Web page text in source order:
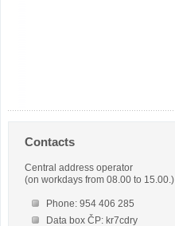
Contacts
Central address operator
(on workdays from 08.00 to 15.00.)
Phone: 954 406 285
Data box ČP: kr7cdry